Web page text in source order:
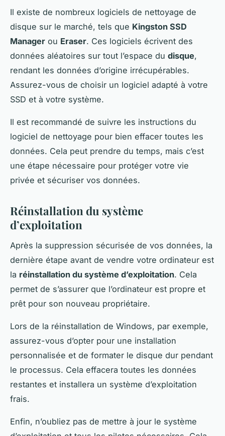
Il existe de nombreux logiciels de nettoyage de
disque sur le marché, tels que Kingston SSD
Manager ou Eraser. Ces logiciels écrivent des
données aléatoires sur tout l’espace du disque,
rendant les données d’origine irrécupérables.
Assurez-vous de choisir un logiciel adapté à votre
SSD et à votre système.
Il est recommandé de suivre les instructions du
logiciel de nettoyage pour bien effacer toutes les
données. Cela peut prendre du temps, mais c’est
une étape nécessaire pour protéger votre vie
privée et sécuriser vos données.
Réinstallation du système
d’exploitation
Après la suppression sécurisée de vos données, la
dernière étape avant de vendre votre ordinateur est
la réinstallation du système d’exploitation. Cela
permet de s’assurer que l’ordinateur est propre et
prêt pour son nouveau propriétaire.
Lors de la réinstallation de Windows, par exemple,
assurez-vous d’opter pour une installation
personnalisée et de formater le disque dur pendant
le processus. Cela effacera toutes les données
restantes et installera un système d’exploitation
frais.
Enfin, n’oubliez pas de mettre à jour le système